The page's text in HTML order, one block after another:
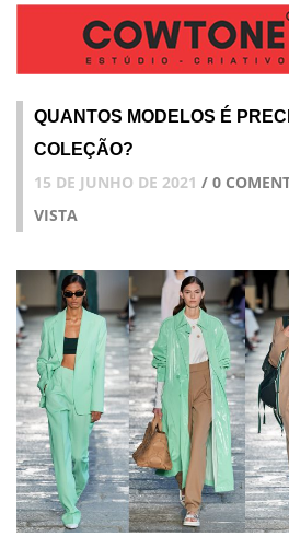
QUANTOS MODELOS É
COLEÇÃO?
15 DE JUNHO DE 2021 / 0
VISTA